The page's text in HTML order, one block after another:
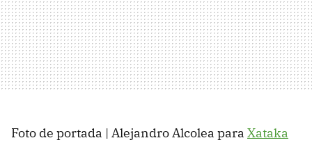
Foto de portada | Alejandro Alcolea para Xataka